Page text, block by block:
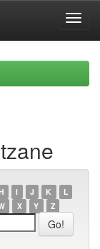
I J K
L
X Y Z